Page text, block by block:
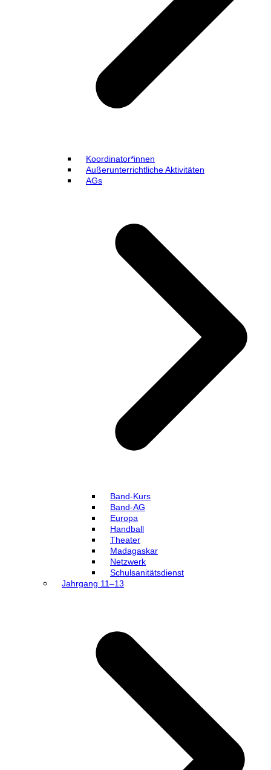
Koordinator*innen
Außerunterrichtliche Aktivitäten
AGs
Band-Kurs
Band-AG
Europa
Handball
Theater
Madagaskar
Netzwerk
Schulsanitätsdienst
Jahrgang 11–13